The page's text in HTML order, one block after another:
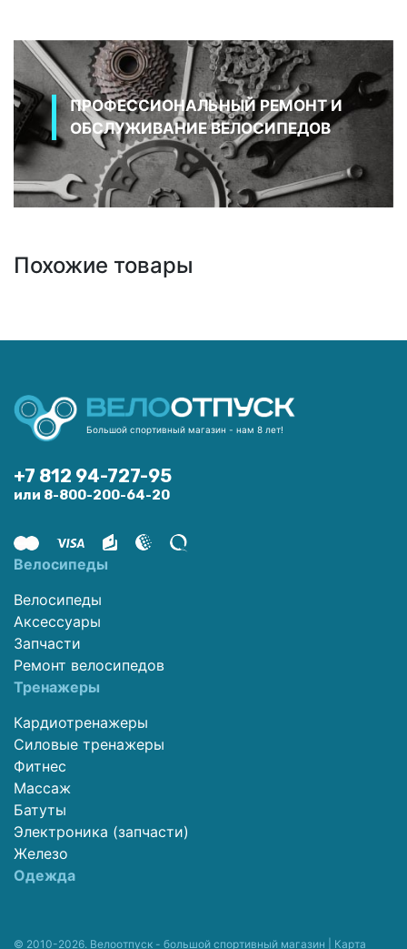
ПРОФЕССИОНАЛЬНЫЙ РЕМОНТ И
ОБСЛУЖИВАНИЕ ВЕЛОСИПЕДОВ
Похожие товары
Большой спортивный магазин - нам 8 лет!
+7 812 94-727-95
или 8-800-200-64-20
Велосипеды
Велосипеды
Аксессуары
Запчасти
Ремонт велосипедов
Тренажеры
Кардиотренажеры
Силовые тренажеры
Фитнес
Массаж
Батуты
Электроника (запчасти)
Железо
Одежда
© 2010-2026. Велоотпуск - большой спортивный магазин | Карта